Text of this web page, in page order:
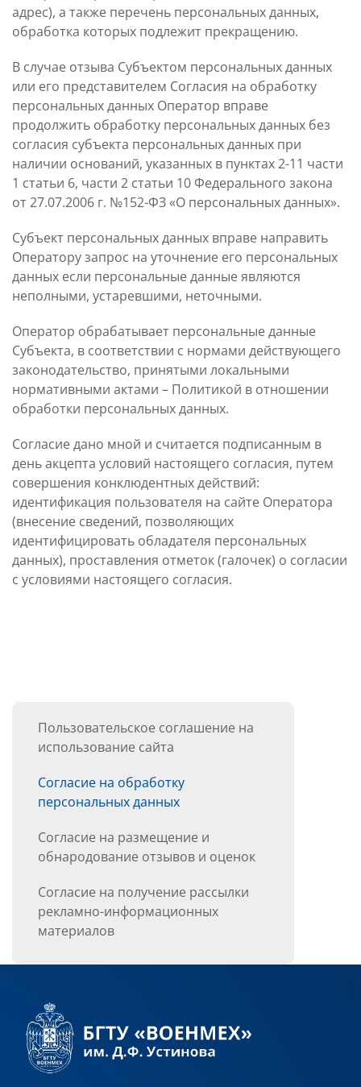
адрес), а также перечень персональных данных,
обработка которых подлежит прекращению.
В случае отзыва Субъектом персональных данных
или его представителем Согласия на обработку
персональных данных Оператор вправе
продолжить обработку персональных данных без
согласия субъекта персональных данных при
наличии оснований, указанных в пунктах 2-11 части
1 статьи 6, части 2 статьи 10 Федерального закона
от 27.07.2006 г. №152-ФЗ «О персональных данных».
Субъект персональных данных вправе направить
Оператору запрос на уточнение его персональных
данных если персональные данные являются
неполными, устаревшими, неточными.
Оператор обрабатывает персональные данные
Субъекта, в соответствии с нормами действующего
законодательство, принятыми локальными
нормативными актами – Политикой в отношении
обработки персональных данных.
Согласие дано мной и считается подписанным в
день акцепта условий настоящего согласия, путем
совершения конклюдентных действий:
идентификация пользователя на сайте Оператора
(внесение сведений, позволяющих
идентифицировать обладателя персональных
данных), проставления отметок (галочек) о согласии
с условиями настоящего согласия.
Пользовательское соглашение на
использование сайта
Согласие на обработку
персональных данных
Согласие на размещение и
обнародование отзывов и оценок
Согласие на получение рассылки
рекламно-информационных
материалов